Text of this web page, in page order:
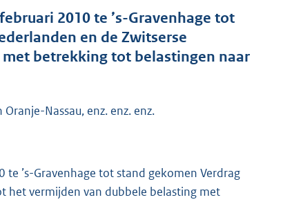
2010 te ’s-Gravenhage tot
en de Zwitserse
betrekking tot belastingen naar
Nassau, enz. enz. enz.
’s-Gravenhage tot stand gekomen Verdrag
het vermijden van dubbele belasting met